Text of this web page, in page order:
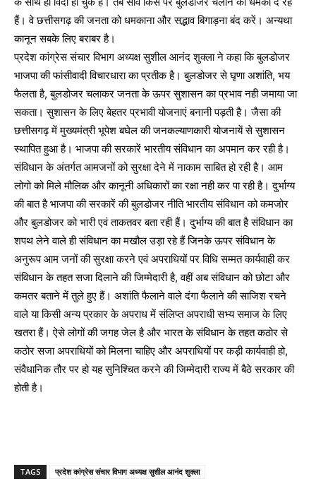
हैं। वे छत्तीसगढ़ की जनता को धमकाना और सद्भाव बिगाड़ना बंद करें। अन्यथा
कानून सबके लिए बराबर है।
प्रदेश कांग्रेस संचार विभाग अध्यक्ष सुशील आनंद शुक्ला ने कहा कि बुलडोजर
भाजपा की फांसीवादी विचारधारा का प्रतीक है। बुलडोजर से घृणा अशांति, भय
फैलता है, बुलडोजर चलाकर जनता के ऊपर सुशासन का प्रभाव नही जमाया जा
सकता। सुशासन के लिए बेहतर प्रभावी योजनाएं बनानी पड़ती है। जैसा की
छत्तीसगढ़ में मुख्यमंत्री भूपेश बघेल की जनकल्याणकारी योजनायें से सुशासन
स्थापित हुआ है। भाजपा की सरकारें भारतीय संविधान का अपमान कर रही है।
संविधान के अंतर्गत आमजनों को सुरक्षा देने में नाकाम साबित हो रही है। आम
लोगो को मिले मौलिक और कानूनी अधिकारों का रक्षा नही कर पा रही है। दुर्भाग्य
की बात है भाजपा की सरकारें की बुलडोजर नीति भारतीय संविधान को कमजोर
और बुलडोजर को भारी एवं ताकतवर बता रही हैं। दुर्भाग्य की बात है संविधान का
शपथ लेने वाले ही संविधान का मखौल उड़ा रहे हैं जिनके ऊपर संविधान के
अनुरूप आम जनों की सुरक्षा करने एवं अपराधियों पर विधि सम्मत कार्यवाही कर
संविधान के तहत सजा दिलाने की जिम्मेदारी है, वहीं अब संविधान को छोटा और
कमतर बताने में तुले हुए हैं। अशांति फैलाने वाले दंगा फैलाने की साजिश रचने
वाले या किसी अन्य प्रकार के अपराध में संलिप्त अपराधी सभ्य समाज के लिए
खतरा हैं। ऐसे लोगों की जगह जेल है और भारत के संविधान के तहत कठोर से
कठोर सजा अपराधियों को मिलना चाहिए और अपराधियों पर कड़ी कार्यवाही हो,
संवैधानिक तौर पर हो यह सुनिश्चित करने की जिम्मेदारी राज्य में बैठे सरकार की
होती है।
TAGS प्रदेश कांग्रेस संचार विभाग अध्यक्ष सुशील आनंद शुक्ला